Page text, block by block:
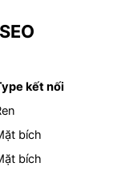
kết nối
bích
bích